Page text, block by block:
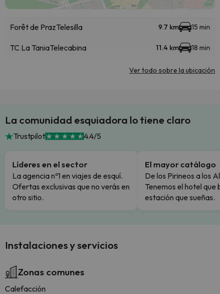
Forêt de PrazTelesilla 9.7 km 15 min
TC La TaniaTelecabina 11.4 km 18 min
Ver todo sobre la ubicación
La comunidad esquiadora lo tiene claro
Trustpilot 4.4/5
Líderes en el sector
La agencia nº1 en viajes de esquí.
Ofertas exclusivas que no verás en
otro sitio.
El mayor catálogo
De los Pirineos a los
Tenemos el hotel que
estación que sueñas.
Instalaciones y servicios
Zonas comunes
Calefacción